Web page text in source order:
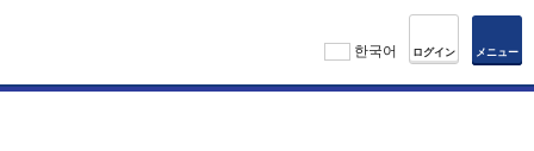
한국어 ログイン メニュー